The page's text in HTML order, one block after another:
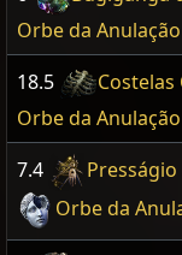
Orbe da Anulação
18.5 Costelas
Orbe da Anulação
7.4
Orbe da